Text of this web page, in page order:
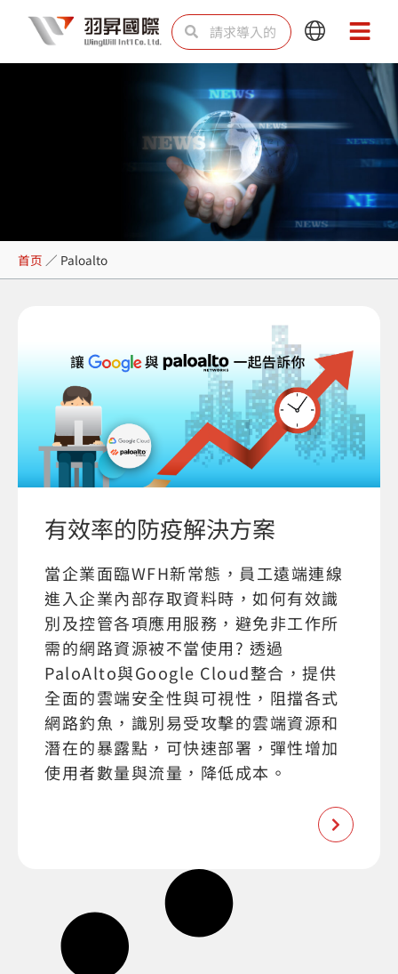
内
SearchSearch
Main
Menu
Main
Menu
Paloalto
首页 ／ Paloalto
有效率的防疫解決方案
當企業面臨WFH新常態，員工遠端連線
進入企業內部存取資料時，如何有效識
別及控管各項應用服務，避免非工作所
需的網路資源被不當使用? 透過
PaloAlto與Google Cloud整合，提供
全面的雲端安全性與可視性，阻擋各式
網路釣魚，識別易受攻擊的雲端資源和
潛在的暴露點，可快速部署，彈性增加
使用者數量與流量，降低成本。